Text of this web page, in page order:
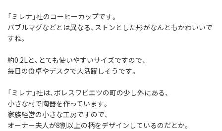
「ミレナ」社のコーヒーカップです。
バブルマグなどとは異なる、ストンとした形がなんともかわいいで
すね。
約0.2Lと、とても使いやすいサイズですので、
毎日の食卓やデスクで大活躍しそうです。
「ミレナ」社は、ボレスワビエツの町の少し外にある、
小さな村で陶器を作っています。
家族経営の小さな工房ですので、
オーナー夫人が8割以上の柄をデザインしているのだとか。